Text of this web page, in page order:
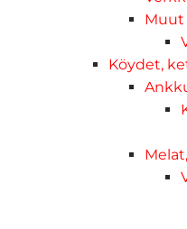
Muut
Köydet,